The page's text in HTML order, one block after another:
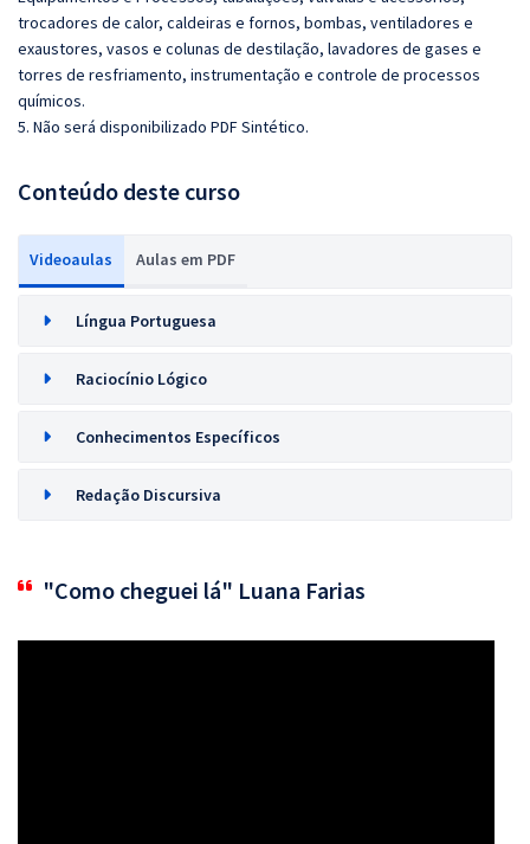
trocadores de calor, caldeiras e fornos, bombas, ventiladores e
exaustores, vasos e colunas de destilação, lavadores de gases e
torres de resfriamento, instrumentação e controle de processos
químicos.
5. Não será disponibilizado PDF Sintético.
Conteúdo deste curso
Videoaulas Aulas em PDF
Língua Portuguesa
Raciocínio Lógico
Conhecimentos Específicos
Redação Discursiva
"Como cheguei lá" Luana Farias